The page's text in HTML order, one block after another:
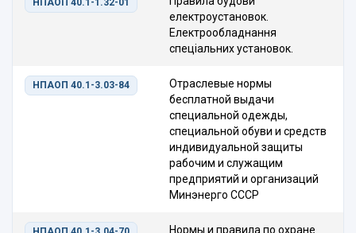
НПАОП 40.1-1.32-01
електроустановок.
Електрообладнання
спеціальних установок.
НПАОП 40.1-3.03-84
Отраслевые нормы
бесплатной выдачи
специальной одежды,
специальной обуви и средств
индивидуальной защиты
рабочим и служащим
предприятий и организаций
Минэнерго СССР
Нормы и правила по охране